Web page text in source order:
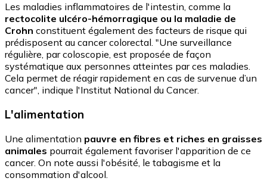
Les maladies inflammatoires de l'intestin, comme la
rectocolite ulcéro-hémorragique ou la maladie de
Crohn constituent également des facteurs de risque qui
prédisposent au cancer colorectal. "Une surveillance
régulière, par coloscopie, est proposée de façon
systématique aux personnes atteintes par ces maladies.
Cela permet de réagir rapidement en cas de survenue d’un
cancer", indique l'Institut National du Cancer.
L'alimentation
Une alimentation pauvre en fibres et riches en graisses
animales pourrait également favoriser l'apparition de ce
cancer. On note aussi l'obésité, le tabagisme et la
consommation d'alcool.